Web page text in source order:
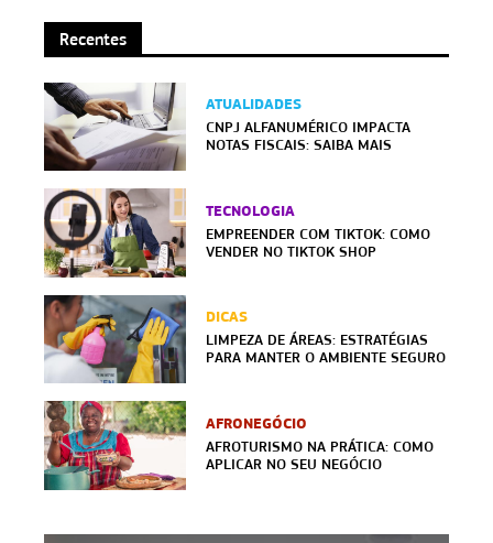
Recentes
ATUALIDADES
CNPJ ALFANUMÉRICO IMPACTA
NOTAS FISCAIS: SAIBA MAIS
TECNOLOGIA
EMPREENDER COM TIKTOK: COMO
VENDER NO TIKTOK SHOP
DICAS
LIMPEZA DE ÁREAS: ESTRATÉGIAS
PARA MANTER O AMBIENTE SEGURO
AFRONEGÓCIO
AFROTURISMO NA PRÁTICA: COMO
APLICAR NO SEU NEGÓCIO